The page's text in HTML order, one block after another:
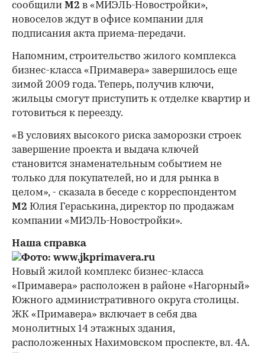
сообщили М2 в «МИЭЛЬ-Новостройки»,
новоселов ждут в офисе компании для
подписания акта приема-передачи.
Напомним, строительство жилого комплекса
бизнес-класса «Примавера» завершилось еще
зимой 2009 года. Теперь, получив ключи,
жильцы смогут приступить к отделке квартир и
готовиться к переезду.
«В условиях высокого риска заморозки строек
завершение проекта и выдача ключей
становится знаменательным событием не
только для покупателей, но и для рынка в
целом», - сказала в беседе с корреспондентом
М2 Юлия Гераськина, директор по продажам
компании «МИЭЛЬ-Новостройки».
Наша справка
Новый жилой комплекс бизнес-класса
«Примавера» расположен в районе «Нагорный»
Южного административного округа столицы.
ЖК «Примавера» включает в себя два
монолитных 14 этажных здания,
расположенных Нахимовском проспекте, вл. 4А.